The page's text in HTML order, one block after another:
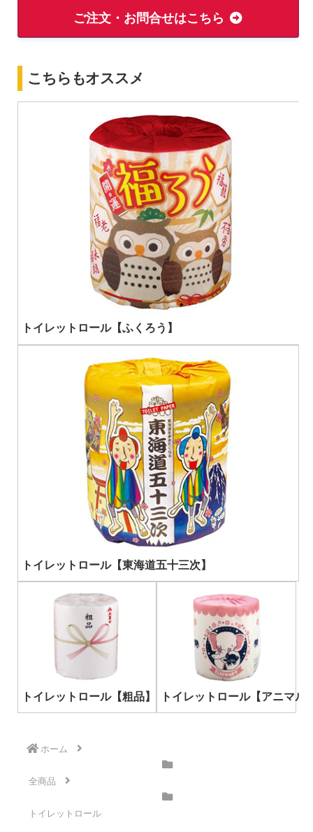
ご注文・お問合せはこちら
こちらもオススメ
トイレットロール【ふくろう】
トイレットロール【東海道五十三次】
トイレットロール【粗品】 トイレットロール【アニマ
ホーム
全商品
トイレットロール